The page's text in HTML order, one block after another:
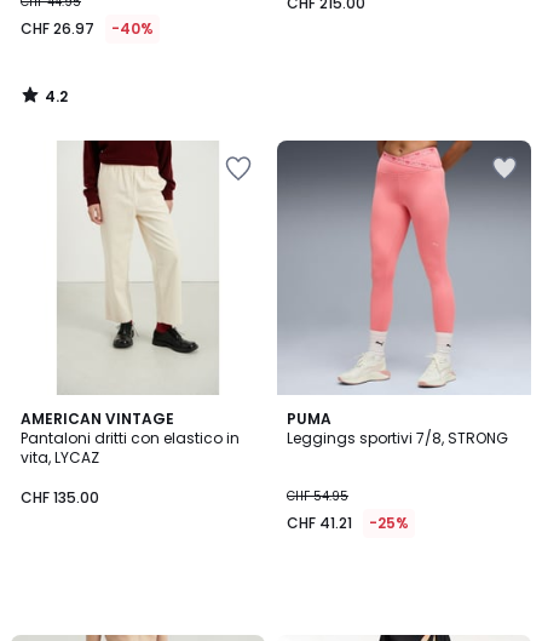
CHF 26.97 -40%
4.2
/
AMERICAN VINTAGE
Pantaloni dritti con elastico in
vita, LYCAZ
CHF 135.00
PUMA
Leggings sportivi 7/8, STRONG
CHF 54.95
CHF 41.21 -25%